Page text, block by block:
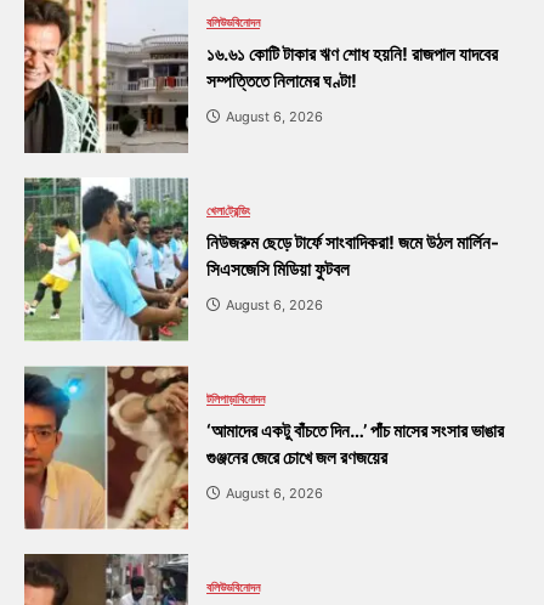
বলিউডবিনোদন
১৬.৬১ কোটি টাকার ঋণ শোধ হয়নি! রাজপাল যাদবের
সম্পত্তিতে নিলামের ঘণ্টা!
August 6, 2026
খেলাট্রেন্ডিং
নিউজরুম ছেড়ে টার্ফে সাংবাদিকরা! জমে উঠল মার্লিন-
সিএসজেসি মিডিয়া ফুটবল
August 6, 2026
টলিপাড়াবিনোদন
‘আমাদের একটু বাঁচতে দিন…’ পাঁচ মাসের সংসার ভাঙার
গুঞ্জনের জেরে চোখে জল রণজয়ের
August 6, 2026
বলিউডবিনোদন